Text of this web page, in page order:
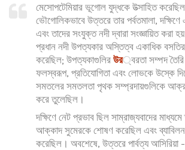
মেসোপটেমিয়ার ভূগোল যুদ্ধকে উত্সাহিত
ভৌগোলিকভাবে উত্তরে তার পর্বতমালা,
এবং তাদের সংযুক্ত নদী দ্বারা সংজ্ঞায়িত করা
প্রধান নদী উপত্যকার অস্তিত্ব একাধিক বসতির
করেছিল; উপত্যকাগুলির উর্বরতা সম্পদ
ফলস্বরূপ, প্রতিযোগিতা এবং লোভকে উস্কে
সমতলের সমতলতা পৃথক সম্প্রদায়গুলিকে
করে তুলেছিল।
দক্ষিণে নেট প্রভাব ছিল সাম্রাজ্যবাদের
আক্কাদ সুমেরকে শোষণ করেছিল এবং
করেছিল। অবশেষে, উত্তরে পার্বত্য আসিরিয়া -